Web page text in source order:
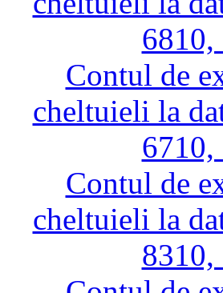
6810,
Contul de
cheltuieli la
6710,
Contul de
cheltuieli la
8310,